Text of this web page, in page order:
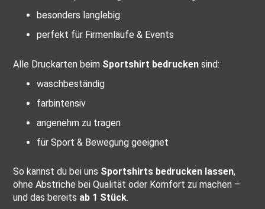
besonders langlebig
perfekt für Firmenläufe & Events
Alle Druckarten beim Sportshirt bedrucken sind:
waschbeständig
farbintensiv
angenehm zu tragen
für Sport & Bewegung geeignet
So kannst du bei uns Sportshirts bedrucken lassen,
ohne Abstriche bei Qualität oder Komfort zu machen –
und das bereits ab 1 Stück.